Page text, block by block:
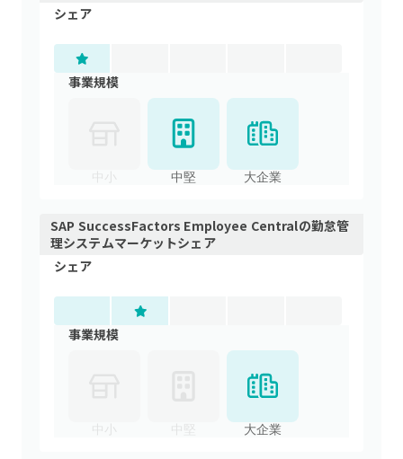
シェア
事業規模
中堅 大企業
SAP SuccessFactors Employee Centralの勤怠管
理システムマーケットシェア
シェア
事業規模
大企業